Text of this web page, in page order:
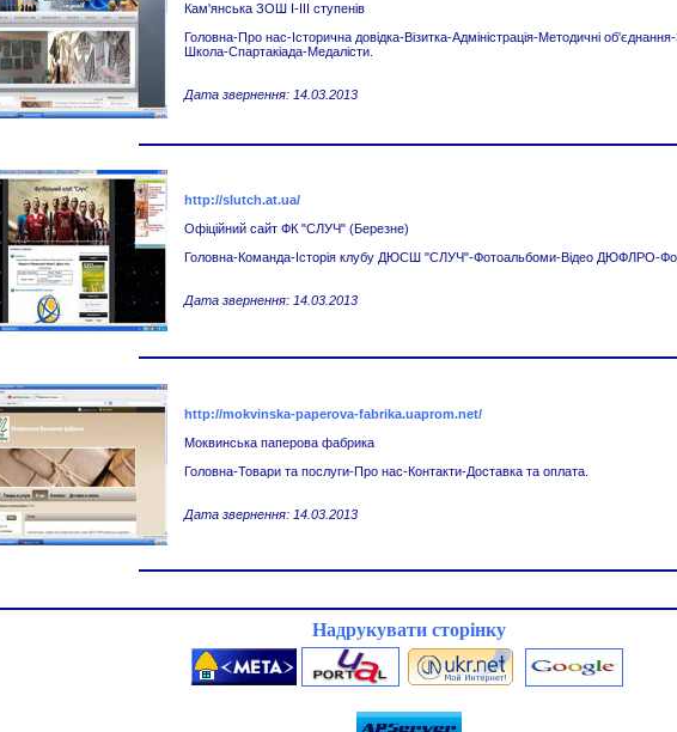
Кам'янська ЗОШ І-ІІІ ступенів
Головна-Про нас-Історична довідка-Візитка-Адміністрація-Методичні
Школа-Спартакіада-Медалісти.
Дата звернення: 14.03.2013
http://slutch.at.ua/
Офіційний сайт ФК "СЛУЧ" (Березне)
Головна-Команда-Історія клубу ДЮСШ "СЛУЧ"-Фотоальбоми-Відео ДЮФЛРО-
Дата звернення: 14.03.2013
http://mokvinska-paperova-fabrika.uaprom.net/
Моквинська паперова фабрика
Головна-Товари та послуги-Про нас-Контакти-Доставка та оплата.
Дата звернення: 14.03.2013
Надрукувати сторінку